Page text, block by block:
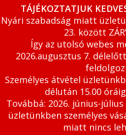
TÁJÉKOZTATJUK
Nyári szabadság miatt
23. között
Így az utolsó webes
2026.augusztus 7.
Személyes átvétel
délután 15.00
Továbbá: 2026. június-
üzletünkben személyes
miatt nincs